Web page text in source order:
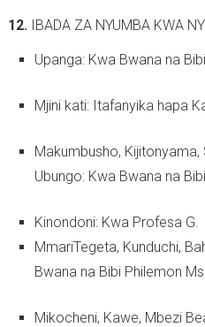
12. IBADA ZA NYUMBA KWA
Upanga: Kwa Bwana na
Mjini kati: Itafanyika hapa
Makumbusho,
Ubungo: Kwa Bwana na
Kinondoni: Kwa Profesa G.
MmariTegeta, Kunduchi,
Bwana na Bibi Philemon
Mikocheni, Kawe, Mbezi